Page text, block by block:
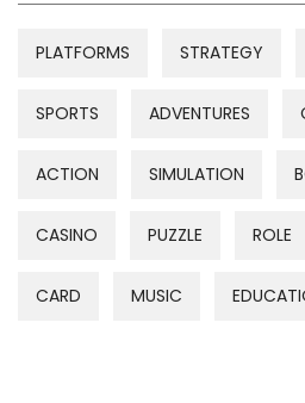
PLATFORMS STRATEGY
SPORTS ADVENTURES
ACTION SIMULATION
CASINO PUZZLE ROLE
CARD MUSIC